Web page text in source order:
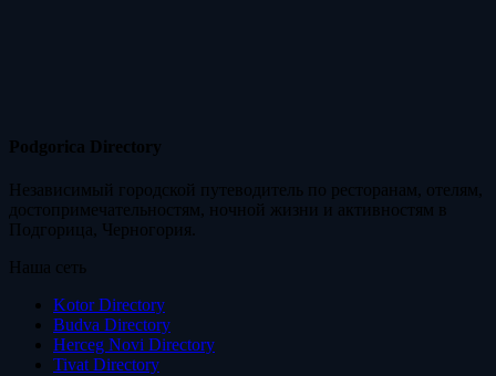
Podgorica Directory
Независимый городской путеводитель по ресторанам, отелям,
достопримечательностям, ночной жизни и активностям в
Подгорица, Черногория.
Наша сеть
Kotor Directory
Budva Directory
Herceg Novi Directory
Tivat Directory